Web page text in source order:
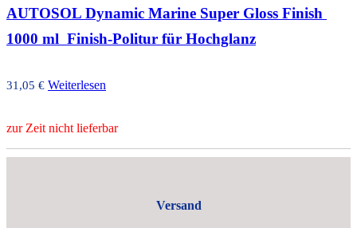
AUTOSOL Dynamic Marine Super Gloss Finish 
1000 ml  Finish-Politur für Hochglanz
31,05 € Weiterlesen
zur Zeit nicht lieferbar
Versand